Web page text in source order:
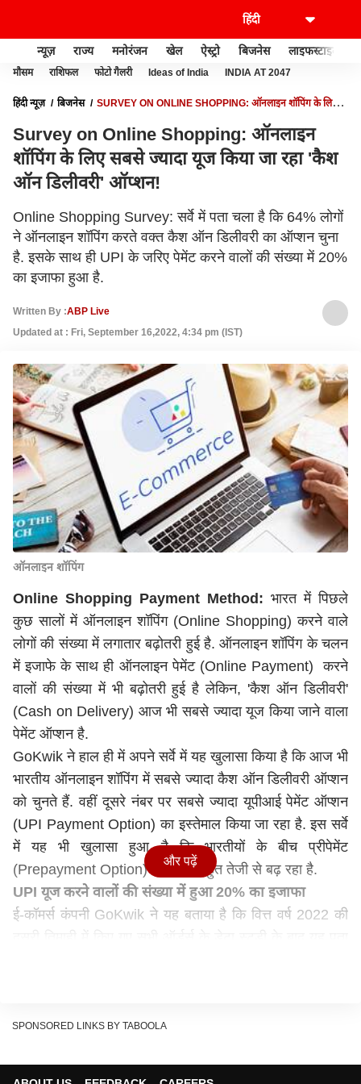
न्यूज़ राज्य मनोरंजन खेल ऐस्ट्रो बिजनेस लाइफस्टाइल
मौसम राशिफल फोटो गैलरी Ideas of India INDIA AT 2047
हिंदी न्यूज़ बिजनेस
SURVEY ON ONLINE SHOPPING: ऑनलाइन शॉपिंग के लिए
Survey on Online Shopping: ऑनलाइन
शॉपिंग के लिए सबसे ज्यादा यूज किया जा रहा 'कैश
ऑन डिलीवरी' ऑप्शन!
Online Shopping Survey: सर्वे में पता चला है कि 64% लोगों
ने ऑनलाइन शॉपिंग करते वक्त कैश ऑन डिलीवरी का ऑप्शन चुना
है. इसके साथ ही UPI के जरिए पेमेंट करने वालों की संख्या में 20%
का इजाफा हुआ है.
Written By :ABP Live
Updated at : Fri, September 16,2022, 4:34 pm (IST)
ऑनलाइन शॉपिंग
Online Shopping Payment Method: भारत में पिछले
कुछ सालों में ऑनलाइन शॉपिंग (Online Shopping) करने वाले
लोगों की संख्या में लगातार बढ़ोतरी हुई है. ऑनलाइन शॉपिंग के चलन
में इजाफे के साथ ही ऑनलाइन पेमेंट (Online Payment) करने
वालों की संख्या में भी बढ़ोतरी हुई है लेकिन, 'कैश ऑन डिलीवरी'
(Cash on Delivery) आज भी सबसे ज्यादा यूज किया जाने वाला
पेमेंट ऑप्शन है.
GoKwik ने हाल ही में अपने सर्वे में यह खुलासा किया है कि आज भी
भारतीय ऑनलाइन शॉपिंग में सबसे ज्यादा कैश ऑन डिलीवरी ऑप्शन
को चुनते हैं. वहीं दूसरे नंबर पर सबसे ज्यादा यूपीआई पेमेंट ऑप्शन
(UPI Payment Option) का इस्तेमाल किया जा रहा है. इस सर्वे
में यह भी खुलासा हुआ है कि भारतीयों के बीच प्रीपेमेंट
(Prepayment Option) का चलन बहुत तेजी से बढ़ रहा है.
UPI यूज करने वालों की संख्या में हुआ 20% का इजाफा
ई-कॉमर्स कंपनी GoKwik ने यह बताया है कि वित्त वर्ष 2022 की
वालों की संख्या में 20% का इजाफा हुआ है.
और पढ़ें
SPONSORED LINKS BY TABOOLA